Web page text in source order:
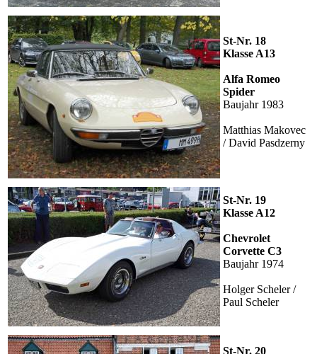
St-Nr. 18
Klasse A13
Alfa Romeo
Spider
Baujahr 1983
Matthias Makovec
/ David Pasdzerny
St-Nr. 19
Klasse A12
Chevrolet
Corvette C3
Baujahr 1974
Holger Scheler /
Paul Scheler
St-Nr. 20